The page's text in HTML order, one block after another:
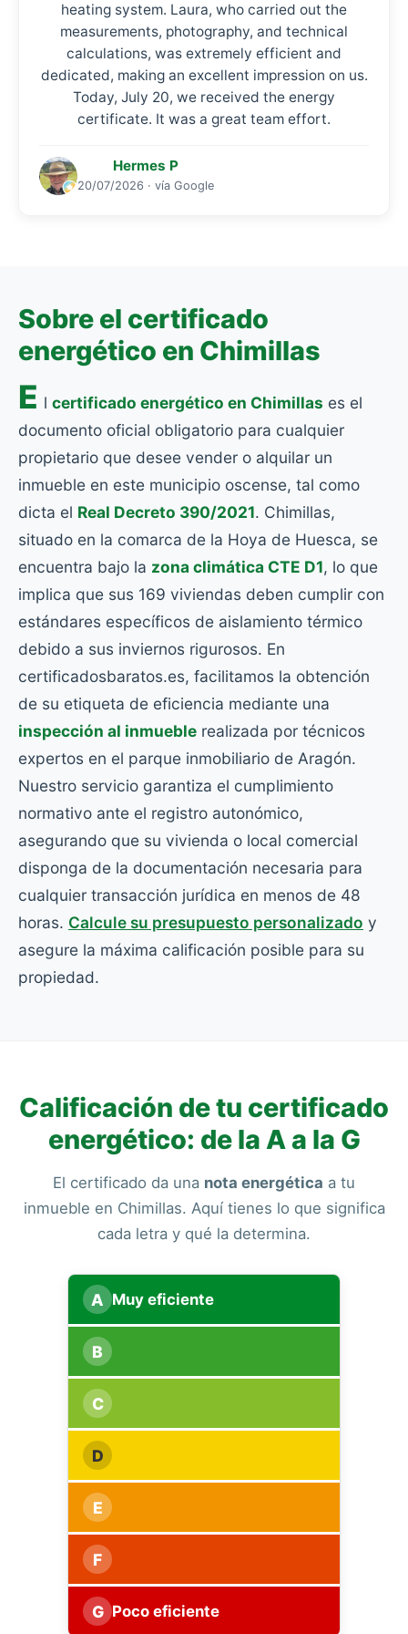
heating system. Laura, who carried out the
measurements, photography, and technical
calculations, was extremely efficient and
dedicated, making an excellent impression on us.
Today, July 20, we received the energy
certificate. It was a great team effort.
Hermes P
20/07/2026 · vía Google
Sobre el certificado
energético en Chimillas
E l certificado energético en Chimillas es el
documento oficial obligatorio para cualquier
propietario que desee vender o alquilar un
inmueble en este municipio oscense, tal como
dicta el Real Decreto 390/2021. Chimillas,
situado en la comarca de la Hoya de Huesca, se
encuentra bajo la zona climática CTE D1, lo que
implica que sus 169 viviendas deben cumplir con
estándares específicos de aislamiento térmico
debido a sus inviernos rigurosos. En
certificadosbaratos.es, facilitamos la obtención
de su etiqueta de eficiencia mediante una
inspección al inmueble realizada por técnicos
expertos en el parque inmobiliario de Aragón.
Nuestro servicio garantiza el cumplimiento
normativo ante el registro autonómico,
asegurando que su vivienda o local comercial
disponga de la documentación necesaria para
cualquier transacción jurídica en menos de 48
horas. Calcule su presupuesto personalizado y
asegure la máxima calificación posible para su
propiedad.
Calificación de tu certificado
energético: de la A a la G
El certificado da una nota energética a tu
inmueble en Chimillas. Aquí tienes lo que significa
cada letra y qué la determina.
A Muy eficiente
B
C
D
E
F
G Poco eficiente